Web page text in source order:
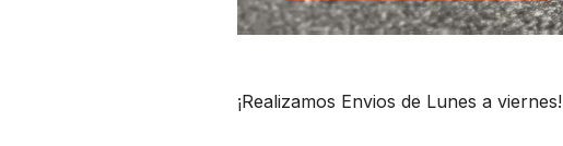
¡Realizamos Envios de Lunes a viernes!